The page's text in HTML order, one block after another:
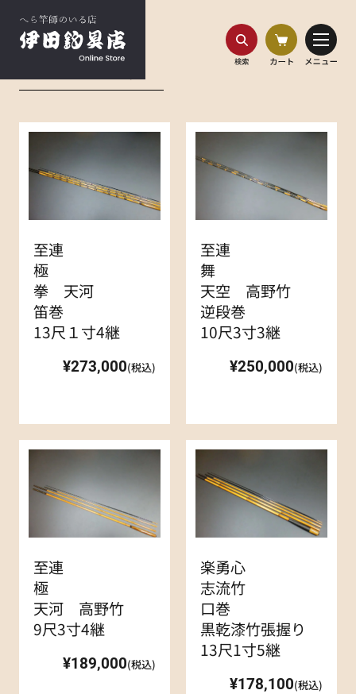
商品一覧
至連
極
拳 天河
笛巻
13尺１寸4継
¥273,000(税込)
至連
舞
天空 高野竹
逆段巻
10尺3寸3継
¥250,000(税込)
至連
極
天河 高野竹
9尺3寸4継
¥189,000(税込)
楽勇心
志流竹
口巻
黒乾漆竹張握り
13尺1寸5継
¥178,100(税込)